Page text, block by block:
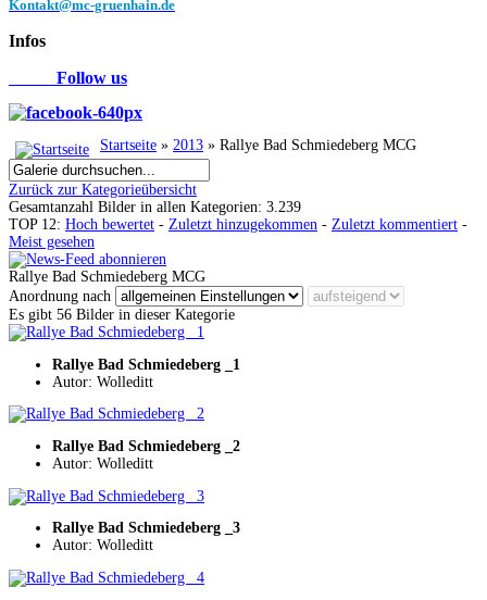
Kontakt@mc-gruenhain.de
Infos
Follow us
Startseite » 2013 » Rallye Bad Schmiedeberg MCG
Zurück zur Kategorieübersicht
Gesamtanzahl Bilder in allen Kategorien: 3.239
TOP 12: Hoch bewertet - Zuletzt hinzugekommen - Zuletzt kommentiert -
Meist gesehen
Rallye Bad Schmiedeberg MCG
Anordnung nach
Es gibt 56 Bilder in dieser Kategorie
Rallye Bad Schmiedeberg _1
Autor: Wolleditt
Rallye Bad Schmiedeberg _2
Autor: Wolleditt
Rallye Bad Schmiedeberg _3
Autor: Wolleditt